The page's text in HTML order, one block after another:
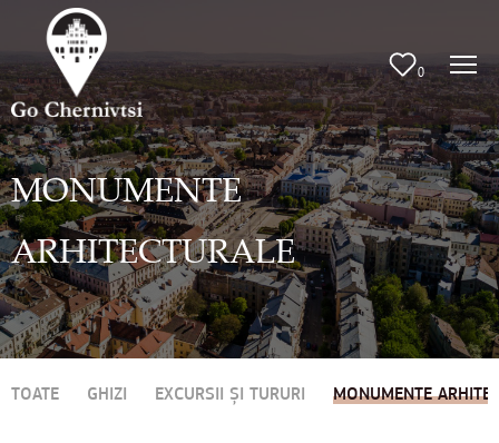
0
MONUMENTE
ARHITECTURALE
TOATE GHIZI EXCURSII ȘI TURURI MONUMENTE